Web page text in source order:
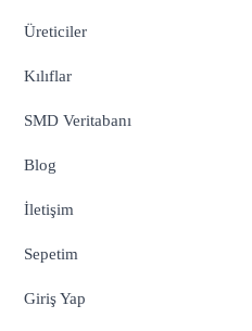
Üreticiler
Kılıflar
SMD Veritabanı
Blog
İletişim
Sepetim
Giriş Yap